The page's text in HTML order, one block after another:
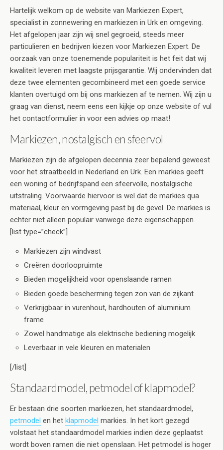
Hartelijk welkom op de website van Markiezen Expert,
specialist in zonnewering en markiezen in Urk en omgeving.
Het afgelopen jaar zijn wij snel gegroeid, steeds meer
particulieren en bedrijven kiezen voor Markiezen Expert. De
oorzaak van onze toenemende populariteit is het feit dat wij
kwaliteit leveren met laagste prijsgarantie. Wij ondervinden dat
deze twee elementen gecombineerd met een goede service
klanten overtuigd om bij ons markiezen af te nemen. Wij zijn u
graag van dienst, neem eens een kijkje op onze website of vul
het contactformulier in voor een advies op maat!
Markiezen, nostalgisch en sfeervol
Markiezen zijn de afgelopen decennia zeer bepalend geweest
voor het straatbeeld in Nederland en Urk. Een markies geeft
een woning of bedrijfspand een sfeervolle, nostalgische
uitstraling. Voorwaarde hiervoor is wel dat de markies qua
materiaal, kleur en vormgeving past bij de gevel. De markies is
echter niet alleen populair vanwege deze eigenschappen.
[list type=”check”]
Markiezen zijn windvast
Creëren doorloopruimte
Bieden mogelijkheid voor openslaande ramen
Bieden goede bescherming tegen zon van de zijkant
Verkrijgbaar in vurenhout, hardhouten of aluminium
frame
Zowel handmatige als elektrische bediening mogelijk
Leverbaar in vele kleuren en materialen
[/list]
Standaardmodel, petmodel of klapmodel?
Er bestaan drie soorten markiezen, het standaardmodel,
petmodel en het klapmodel markies. In het kort gezegd
volstaat het standaardmodel markies indien deze geplaatst
wordt boven ramen die niet openslaan. Het petmodel is hoger